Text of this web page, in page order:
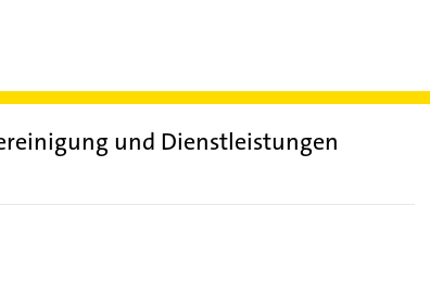
und Dienstleistungen